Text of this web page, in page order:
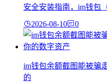
安全安装指南，im钱包
2026-08-10 0
im钱包余额截图能被骗
的